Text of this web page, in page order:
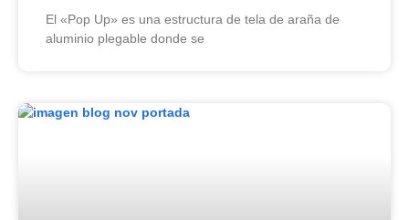
El «Pop Up» es una estructura de tela de araña de
aluminio plegable donde se